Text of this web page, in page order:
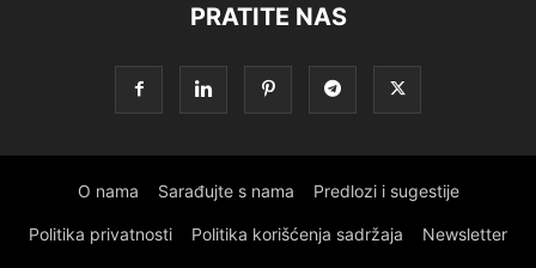
PRATITE NAS
O nama Sarađujte s nama Predlozi i sugestije
Politika privatnosti Politika korišćenja sadržaja Newsletter